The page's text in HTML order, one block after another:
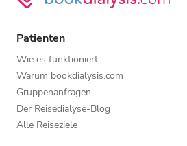
Patienten
Wie es funktioniert
Warum bookdialysis.com
Gruppenanfragen
Der Reisedialyse-Blog
Alle Reiseziele